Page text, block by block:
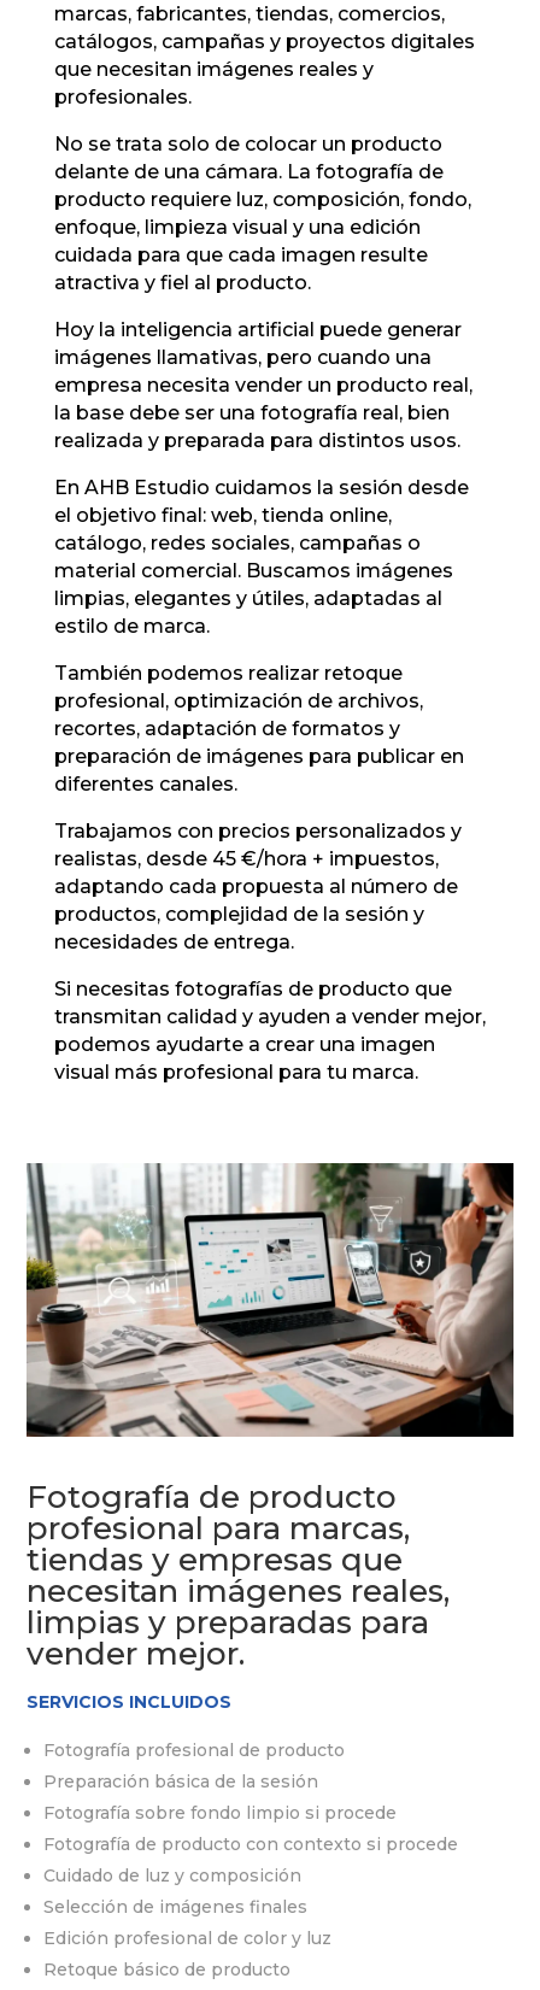
marcas, fabricantes, tiendas, comercios,
catálogos, campañas y proyectos digitales
que necesitan imágenes reales y
profesionales.
No se trata solo de colocar un producto
delante de una cámara. La fotografía de
producto requiere luz, composición, fondo,
enfoque, limpieza visual y una edición
cuidada para que cada imagen resulte
atractiva y fiel al producto.
Hoy la inteligencia artificial puede generar
imágenes llamativas, pero cuando una
empresa necesita vender un producto real,
la base debe ser una fotografía real, bien
realizada y preparada para distintos usos.
En AHB Estudio cuidamos la sesión desde
el objetivo final: web, tienda online,
catálogo, redes sociales, campañas o
material comercial. Buscamos imágenes
limpias, elegantes y útiles, adaptadas al
estilo de marca.
También podemos realizar retoque
profesional, optimización de archivos,
recortes, adaptación de formatos y
preparación de imágenes para publicar en
diferentes canales.
Trabajamos con precios personalizados y
realistas, desde 45 €/hora + impuestos,
adaptando cada propuesta al número de
productos, complejidad de la sesión y
necesidades de entrega.
Si necesitas fotografías de producto que
transmitan calidad y ayuden a vender mejor,
podemos ayudarte a crear una imagen
visual más profesional para tu marca.
Fotografía de producto
profesional para marcas,
tiendas y empresas que
necesitan imágenes reales,
limpias y preparadas para
vender mejor.
SERVICIOS INCLUIDOS
Fotografía profesional de producto
Preparación básica de la sesión
Fotografía sobre fondo limpio si procede
Fotografía de producto con contexto si procede
Cuidado de luz y composición
Selección de imágenes finales
Edición profesional de color y luz
Retoque básico de producto